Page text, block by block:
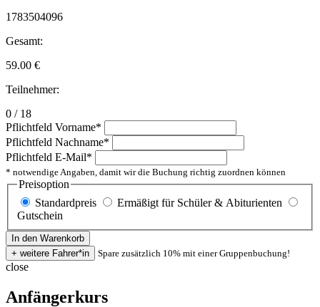
1783504096
Gesamt:
59.00 €
Teilnehmer:
0 / 18
Pflichtfeld Vorname*
Pflichtfeld Nachname*
Pflichtfeld E-Mail*
* notwendige Angaben, damit wir die Buchung richtig zuordnen können
Preisoption
Standardpreis
Ermäßigt für Schüler & Abiturienten
Gutschein
Spare zusätzlich 10% mit einer Gruppenbuchung!
close
Anfängerkurs